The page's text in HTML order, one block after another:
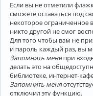
Если вы не отметили
сможете оставаться под
некоторое ограниченное
никто другой не смог
Для того чтобы вам не
и пароль каждый раз, вы
Запомнить меняпри
делать это на
библиотеке, интернет-
Запомнить меня
отключил эту функцию.